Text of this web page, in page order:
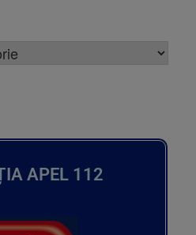
APEL 112